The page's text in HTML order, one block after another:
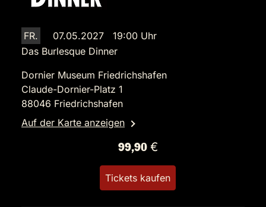
FR.
07.05.2027 19:00 Uhr
Das Burlesque Dinner
Dornier Museum Friedrichshafen
Claude-Dornier-Platz 1
88046 Friedrichshafen
Auf der Karte anzeigen
99,90 €
Tickets kaufen